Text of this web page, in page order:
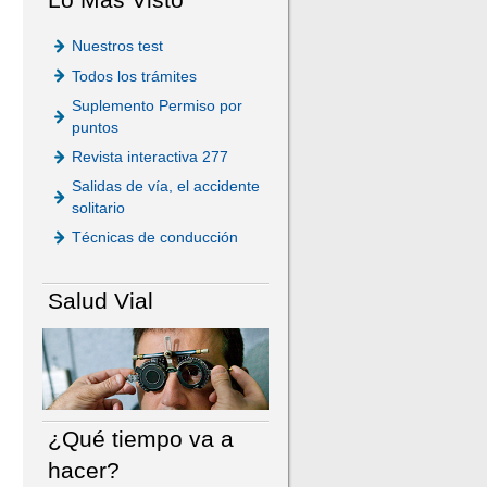
Nuestros test
Todos los trámites
Suplemento Permiso por
puntos
Revista interactiva 277
Salidas de vía, el accidente
solitario
Técnicas de conducción
Salud Vial
¿Qué tiempo va a
hacer?